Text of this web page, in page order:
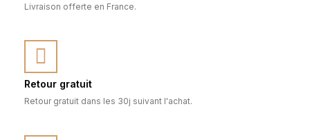
Livraison offerte en France.
Retour gratuit
Retour gratuit dans les 30j suivant l'achat.